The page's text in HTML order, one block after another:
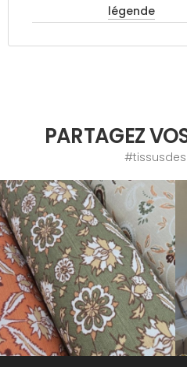
légende
PARTAGEZ